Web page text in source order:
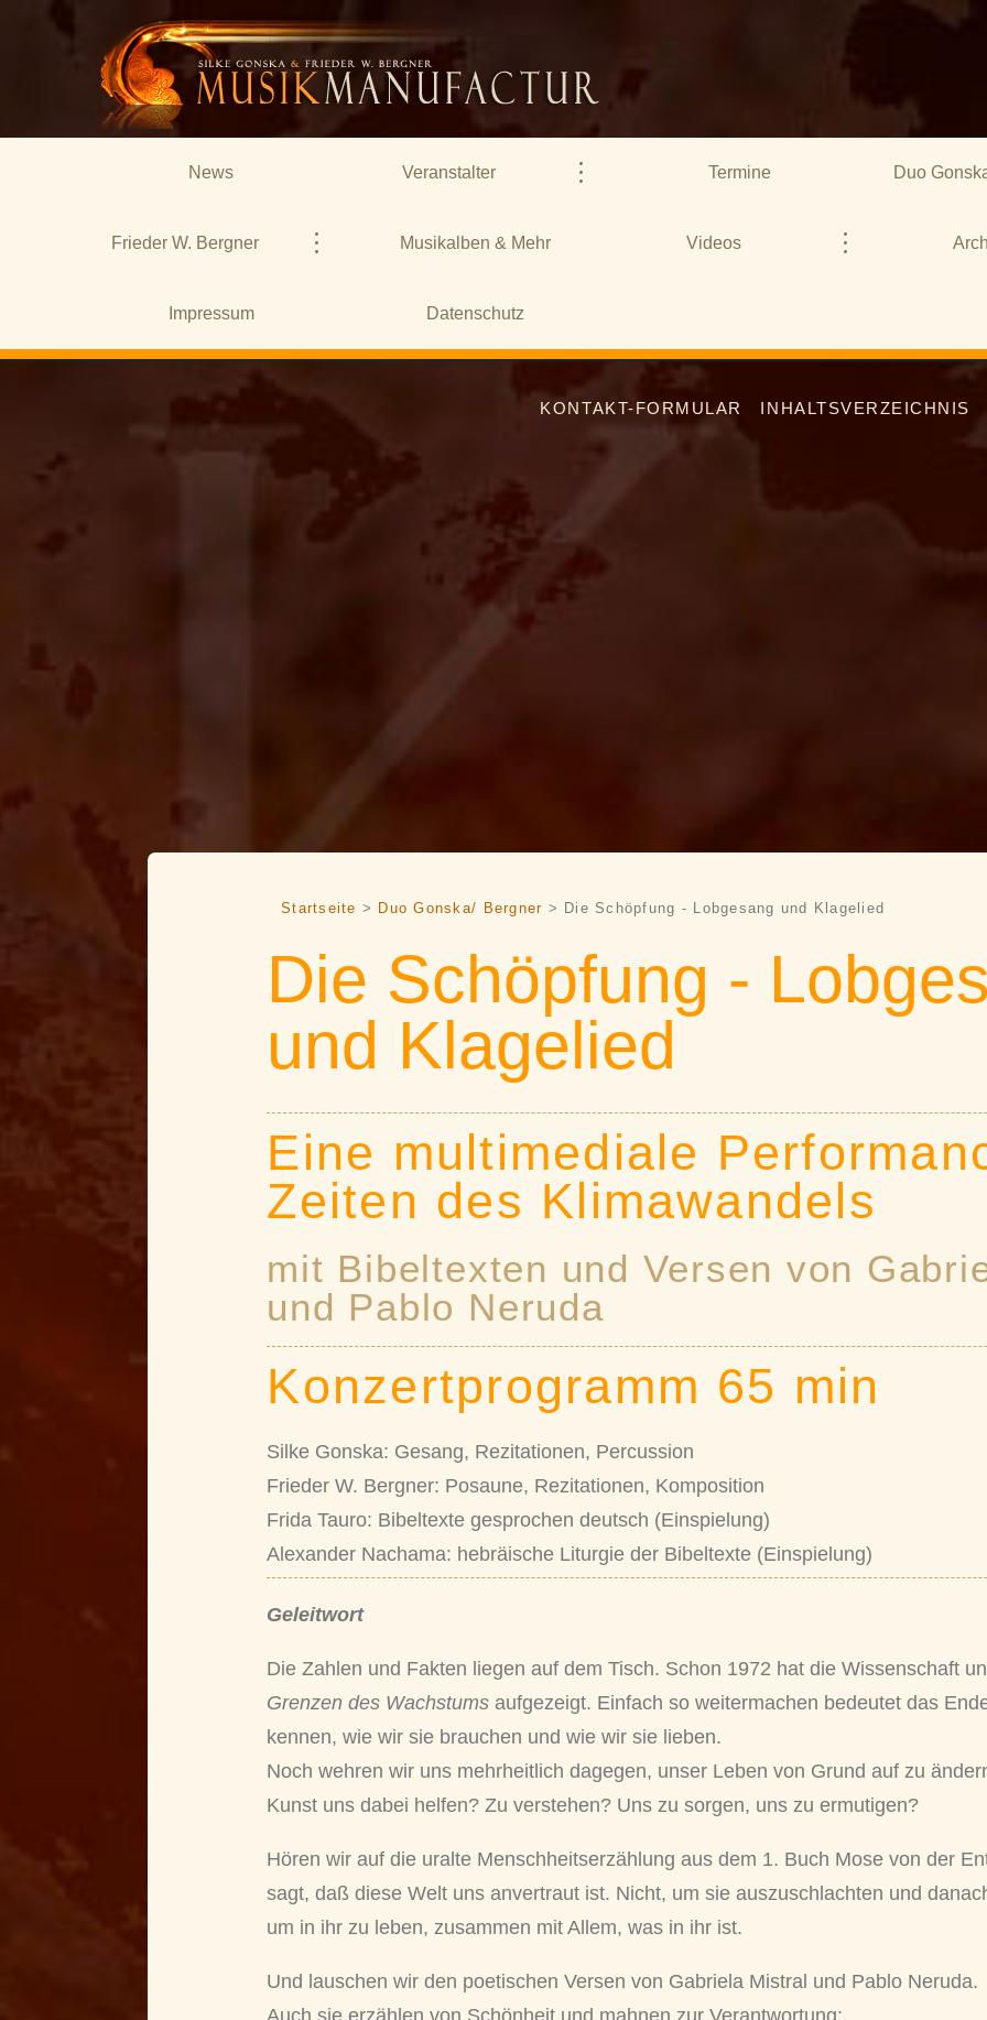
News Veranstalter Termine Duo
Frieder W. Bergner Musikalben & Mehr Videos
Impressum Datenschutz
KONTAKT-FORMULAR INHALTSVERZEICHNIS
Startseite > Duo Gonska/ Bergner > Die Schöpfung - Lobgesang und Klagelied
Die Schöpfung -
und Klagelied
Eine multimediale
Zeiten des Klimawandels
mit Bibeltexten und Versen von
und Pablo Neruda
Konzertprogramm 65 min
Silke Gonska: Gesang, Rezitationen, Percussion
Frieder W. Bergner: Posaune, Rezitationen, Komposition
Frida Tauro: Bibeltexte gesprochen deutsch (Einspielung)
Alexander Nachama: hebräische Liturgie der Bibeltexte (Einspielung)
Geleitwort
Die Zahlen und Fakten liegen auf dem Tisch. Schon 1972 hat die Wissenschaft
Grenzen des Wachstumsaufgezeigt. Einfach so weitermachen bedeutet das
kennen, wie wir sie brauchen und wie wir sie lieben.
Noch wehren wir uns mehrheitlich dagegen, unser Leben von Grund auf zu
Kunst uns dabei helfen? Zu verstehen? Uns zu sorgen, uns zu ermutigen?
Hören wir auf die uralte Menschheitserzählung aus dem 1. Buch Mose von der
sagt, daß diese Welt uns anvertraut ist. Nicht, um sie auszuschlachten und
um in ihr zu leben, zusammen mit Allem, was in ihr ist.
Und lauschen wir den poetischen Versen von Gabriela Mistral und Pablo Neruda.
Auch sie erzählen von Schönheit und mahnen zur Verantwortung: